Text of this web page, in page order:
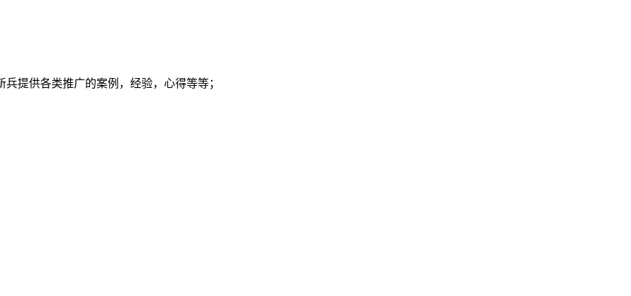
提供各类推广的案例，经验，心得等等；